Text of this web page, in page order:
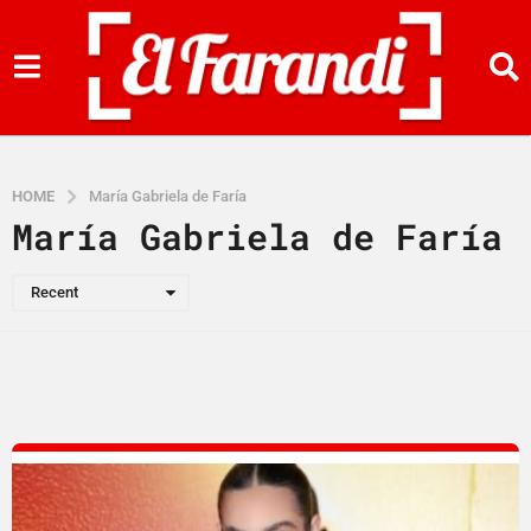
HOME María Gabriela de Faría
María Gabriela de Faría
Recent